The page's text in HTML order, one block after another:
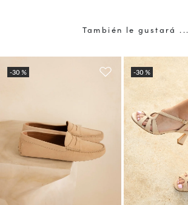
También le gustará ...